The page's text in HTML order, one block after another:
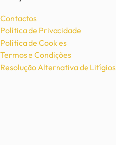
Contactos
Política de Privacidade
Política de Cookies
Termos e Condições
Resolução Alternativa de Litígios